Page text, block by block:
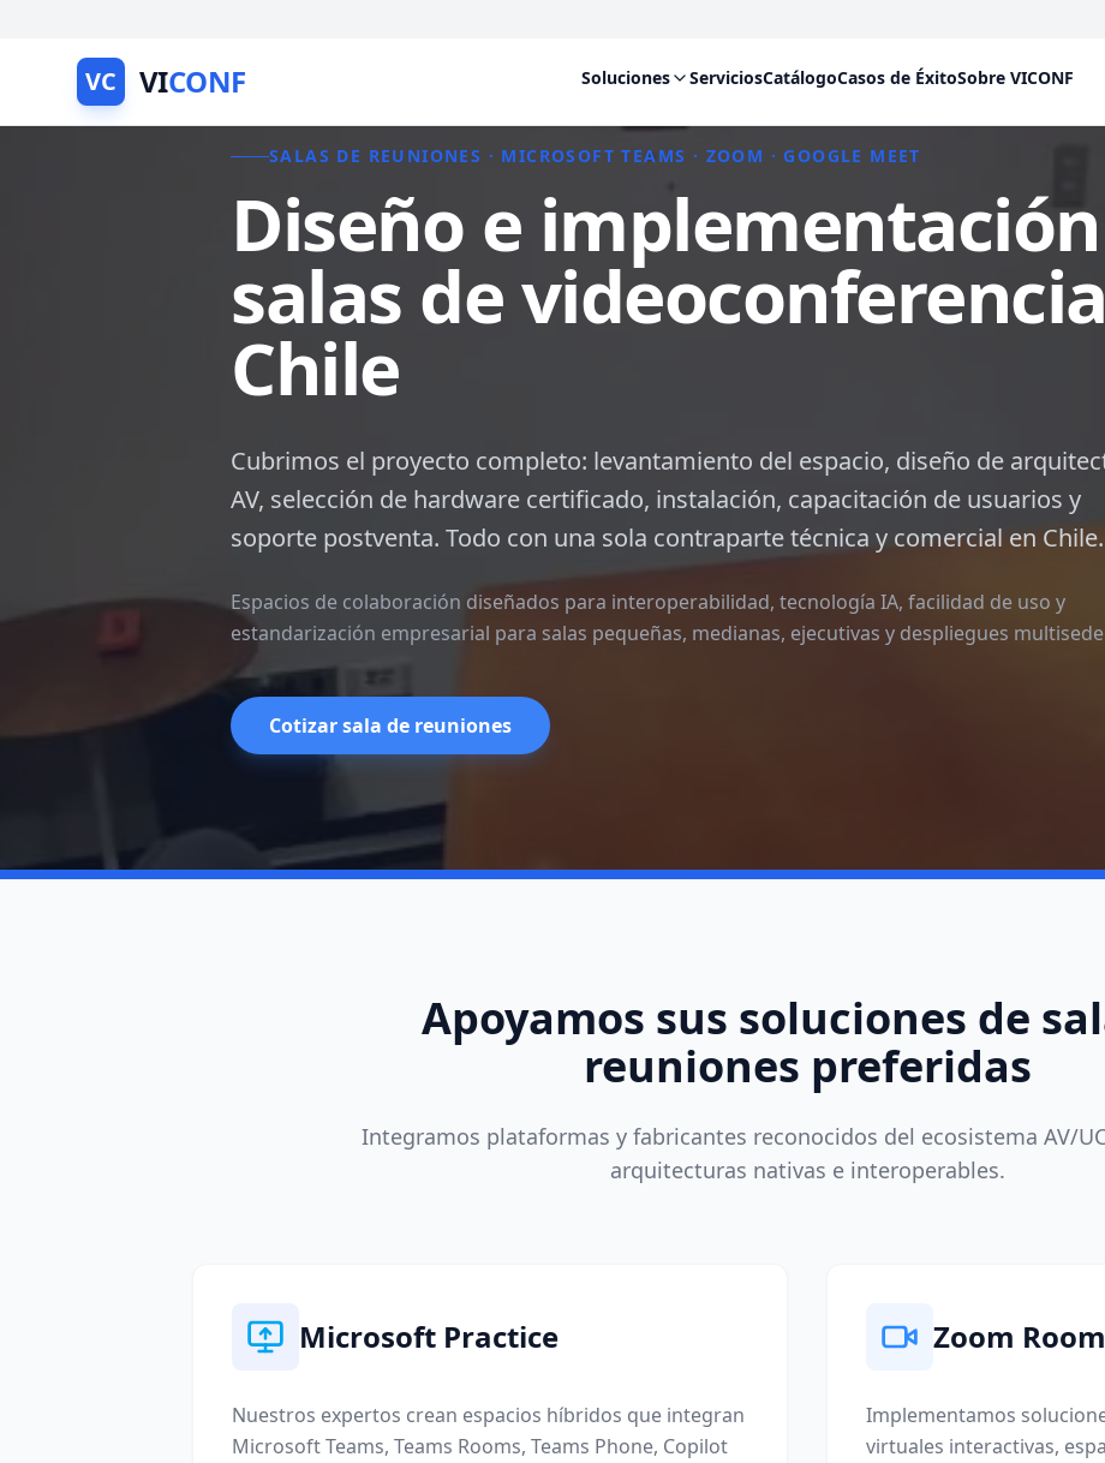
VC VICONF Soluciones ServiciosCatálogoCasos de ÉxitoSobre VICONF
SALAS DE REUNIONES · MICROSOFT TEAMS · ZOOM · GOOGLE MEET
Diseño e
salas de
Chile
Cubrimos el proyecto completo: levantamiento del espacio, diseño de
AV, selección de hardware certificado, instalación, capacitación de usuarios y
soporte postventa. Todo con una sola contraparte técnica y comercial en Chile.
Espacios de colaboración diseñados para interoperabilidad, tecnología IA, facilidad de uso y
estandarización empresarial para salas pequeñas, medianas, ejecutivas y despliegues
Cotizar sala de reuniones
Apoyamos sus soluciones de
reuniones preferidas
Integramos plataformas y fabricantes reconocidos del ecosistema AV/
arquitecturas nativas e interoperables.
Microsoft Practice
Nuestros expertos crean espacios híbridos que integran
Microsoft Teams, Teams Rooms, Teams Phone, Copilot
Zoom
Implementamos
virtuales interactivas,